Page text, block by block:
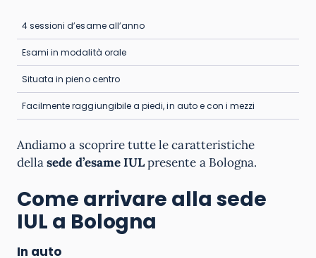
4 sessioni d’esame all’anno
Esami in modalità orale
Situata in pieno centro
Facilmente raggiungibile a piedi, in auto e con i mezzi
Andiamo a scoprire tutte le caratteristiche
dellasede d’esame IULpresente a Bologna.
Come arrivare alla sede
IUL a Bologna
In auto